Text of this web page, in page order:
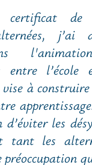
de
j’ai
l'animation
entre l’école
à construire
les
les
préoccupation